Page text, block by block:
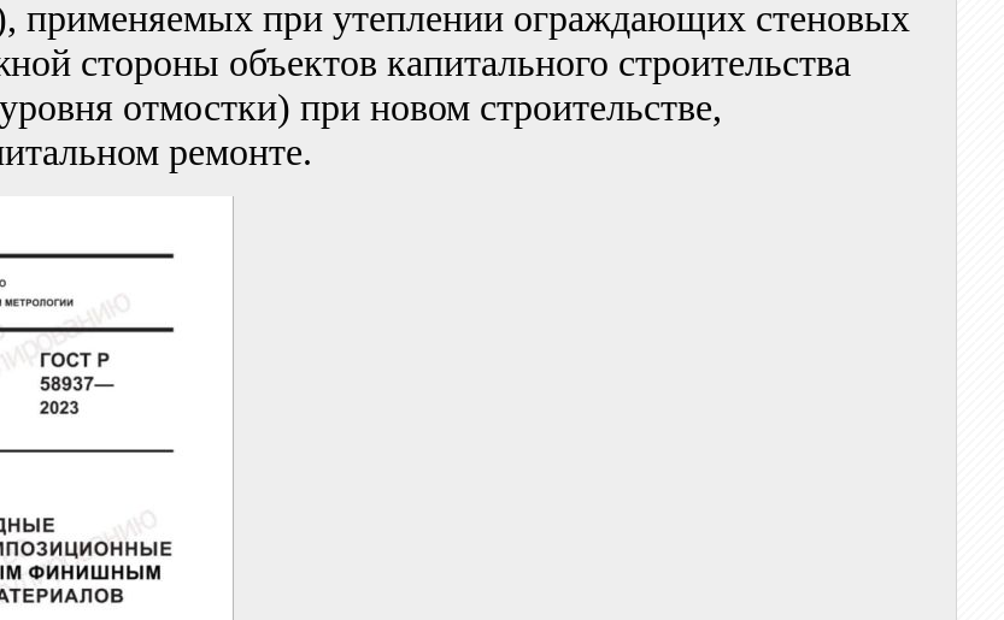
применяемых при утеплении ограждающих стеновых
стороны объектов капитального строительства
отмостки) при новом строительстве,
ремонте.